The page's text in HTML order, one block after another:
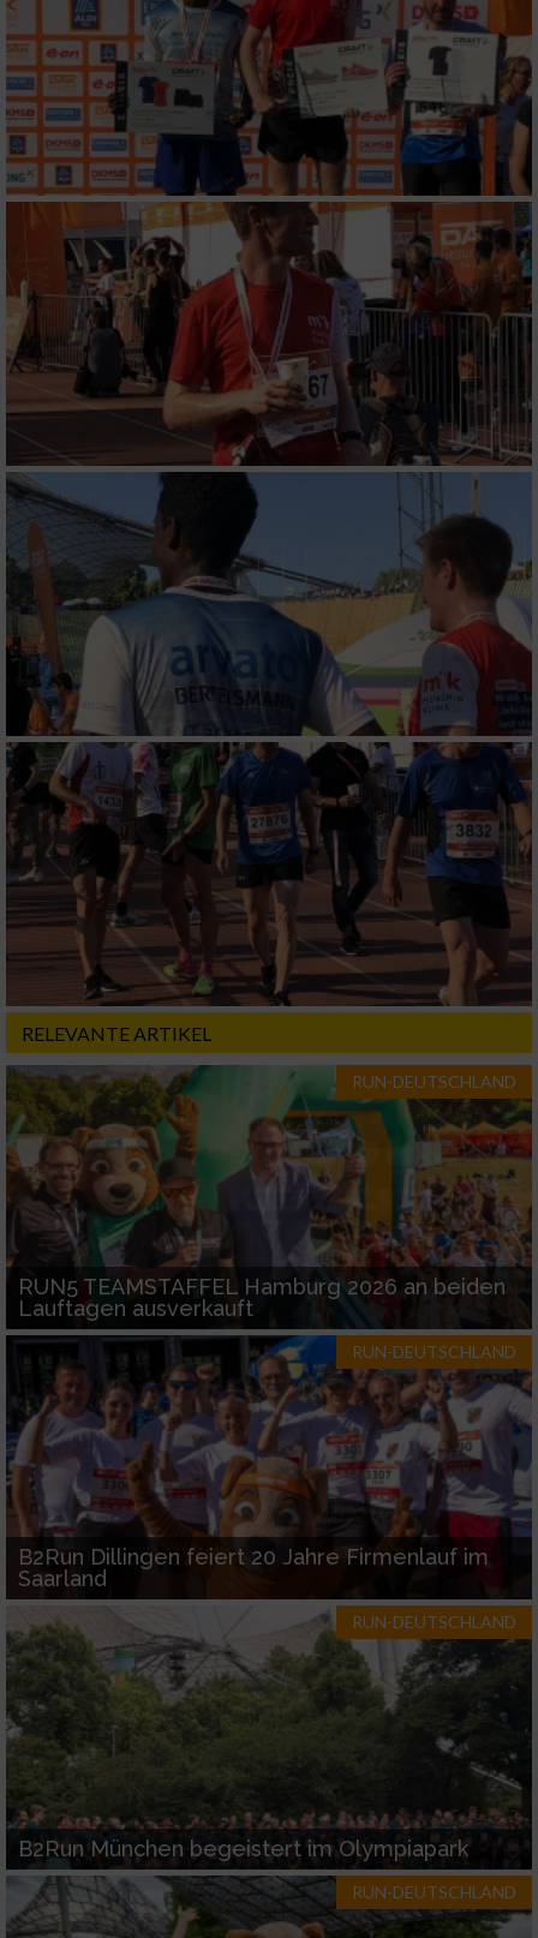
RELEVANTE ARTIKEL
RUN-DEUTSCHLAND
RUN5 TEAMSTAFFEL Hamburg 2026 an beiden
Lauftagen ausverkauft
RUN-DEUTSCHLAND
B2Run Dillingen feiert 20 Jahre Firmenlauf im
Saarland
RUN-DEUTSCHLAND
B2Run München begeistert im Olympiapark
RUN-DEUTSCHLAND
Performance
Funktional
Werbung